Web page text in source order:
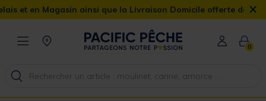
Magasin ainsi que la Livraison Domicile offerte dès 90€ ×
0